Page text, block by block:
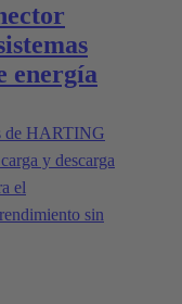
energía
de HARTING
y descarga
el
sin